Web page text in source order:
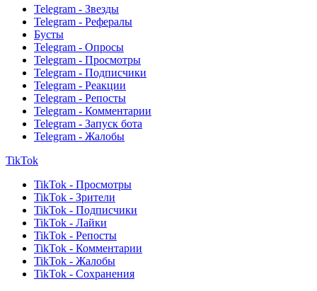
Telegram - Звезды
Telegram - Рефералы
Бусты
Telegram - Опросы
Telegram - Просмотры
Telegram - Подписчики
Telegram - Реакции
Telegram - Репосты
Telegram - Комментарии
Telegram - Запуск бота
Telegram - Жалобы
TikTok
TikTok - Просмотры
TikTok - Зрители
TikTok - Подписчики
TikTok - Лайки
TikTok - Репосты
TikTok - Комментарии
TikTok - Жалобы
TikTok - Сохранения